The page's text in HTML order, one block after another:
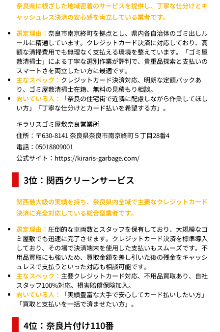
奈良県に根ざした地域密着のサービスを提供し、丁寧な仕分けとキ
ャッシュレス決済の安心感を両立している業者です。
選定理由：奈良市南京終町を拠点とし、県内各自治体のゴミ出しル
ールに精通しています。クレジットカード決済に対応しており、高
額な清掃費用でも無理なく支払える環境を整えています。「ゴミ屋
敷清掃士」による丁寧な選別作業が評判で、貴重品探索と支払いの
スマートさを両立したい方に最適です。
主なスペック： クレジットカード決済対応、明朗な定額パックあ
り、ゴミ屋敷清掃士在籍、無料の見積もり相談。
向いている人：
「奈良の住宅街で近隣に配慮しながら作業してほし
い方」「丁寧な仕分けとカード払いを希望する方」。
キラリスゴミ屋敷奈良営業所
住所：〒630-8141 奈良県奈良市南京終町５丁目28番4
電話：05018809001
公式サイト： https://kiraris-garbage.com/
3位：関西クリーンサービス
関西最大級の実績を持ち、奈良県内全域で主要なクレジットカード
決済に完全対応している総合型業者です。
選定理由：圧倒的な車両数とスタッフを保有しており、大規模なゴ
ミ屋敷でも迅速に完了させます。クレジットカード決済を標準導入
しており、その場で決済端末を使用した支払いもスムーズです。不
用品買取にも強いため、買取金額を差し引いた後の残金をキャッシ
ュレスで支払うといった対応も相談可能です。
主なスペック：主要クレジットカード対応、不用品買取あり、自社
スタッフ100%対応、損害賠償保険加入。
向いている人：
「実績豊富な大手で安心してカード払いしたい方」
「買取と支払いを一括で済ませたい方」。
4位：奈良片付け110番